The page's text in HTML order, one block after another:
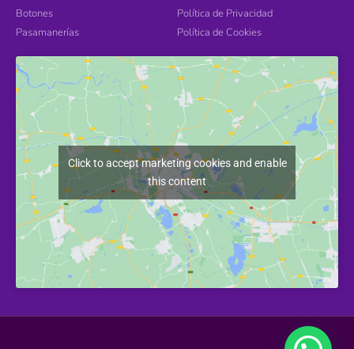
Botones
Pasamanerías
Política de Privacidad
Política de Cookies
Click to accept marketing cookies and enable
this content